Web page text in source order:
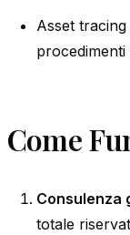
Asset
procedimenti
Come
Consulenza
totale